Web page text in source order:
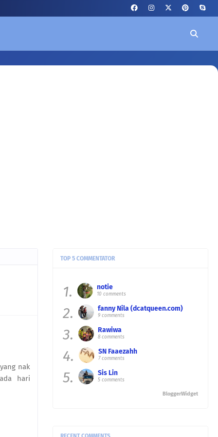
nak
hari
TOP 5 COMMENTATOR
1. notie
10 comments
2. fanny Nila (dcatqueen.com)
9 comments
3. Rawiwa
8 comments
4. SN Faaezahh
7 comments
5. Sis Lin
5 comments
BloggerWidget